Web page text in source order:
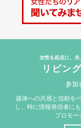
女性を起点に、
リビン
参加
媒体への共感と信頼を
し、時に情報発信者に
プロモー